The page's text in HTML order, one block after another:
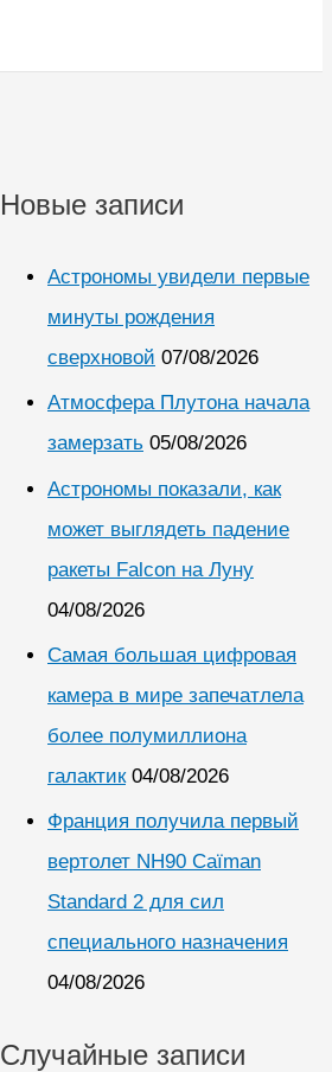
Новые записи
Астрономы увидели первые
минуты рождения
сверхновой 07/08/2026
Атмосфера Плутона начала
замерзать 05/08/2026
Астрономы показали, как
может выглядеть падение
ракеты Falcon на Луну
04/08/2026
Самая большая цифровая
камера в мире запечатлела
более полумиллиона
галактик 04/08/2026
Франция получила первый
вертолет NH90 Caïman
Standard 2 для сил
специального назначения
04/08/2026
Случайные записи